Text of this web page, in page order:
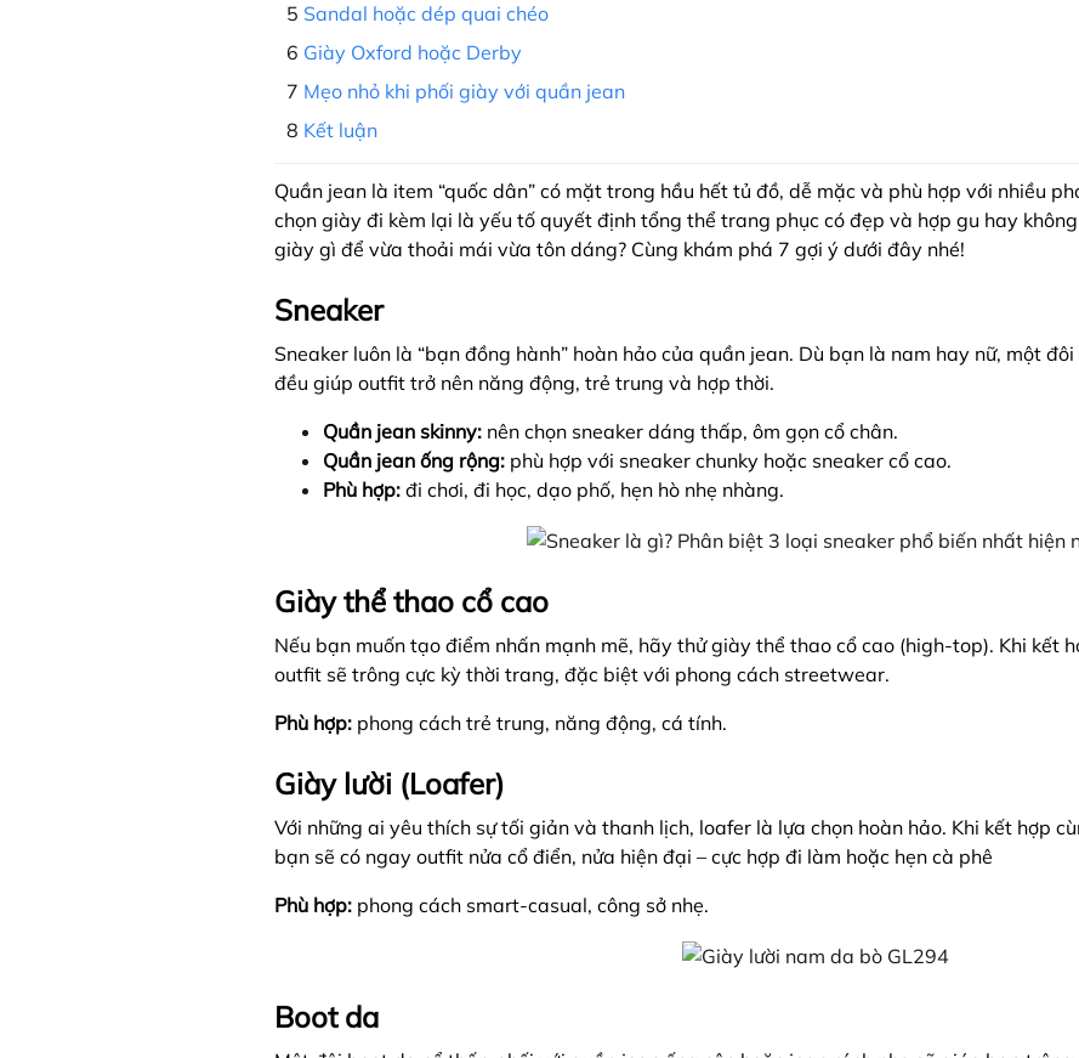
Sandal hoặc dép quai chéo
Giày Oxford hoặc Derby
Mẹo nhỏ khi phối giày với quần jean
Kết luận
Quần jean là item “quốc dân” có mặt trong hầu hết tủ đồ, dễ mặc và phù hợp với nhiều
chọn giày đi kèm lại là yếu tố quyết định tổng thể trang phục có đẹp và hợp gu hay
giày gì để vừa thoải mái vừa tôn dáng? Cùng khám phá 7 gợi ý dưới đây nhé!
Sneaker
Sneaker luôn là “bạn đồng hành” hoàn hảo của quần jean. Dù bạn là nam hay nữ, một
đều giúp outfit trở nên năng động, trẻ trung và hợp thời.
Quần jean skinny: nên chọn sneaker dáng thấp, ôm gọn cổ chân.
Quần jean ống rộng: phù hợp với sneaker chunky hoặc sneaker cổ cao.
Phù hợp:đi chơi, đi học, dạo phố, hẹn hò nhẹ nhàng.
Giày thể thao cổ cao
Nếu bạn muốn tạo điểm nhấn mạnh mẽ, hãy thử giày thể thao cổ cao (high-top). Khi kết
outfit sẽ trông cực kỳ thời trang, đặc biệt với phong cách streetwear.
Phù hợp: phong cách trẻ trung, năng động, cá tính.
Giày lười (Loafer)
Với những ai yêu thích sự tối giản và thanh lịch, loafer là lựa chọn hoàn hảo. Khi kết hợp
bạn sẽ có ngay outfit nửa cổ điển, nửa hiện đại – cực hợp đi làm hoặc hẹn cà phê
Phù hợp: phong cách smart-casual, công sở nhẹ.
Boot da